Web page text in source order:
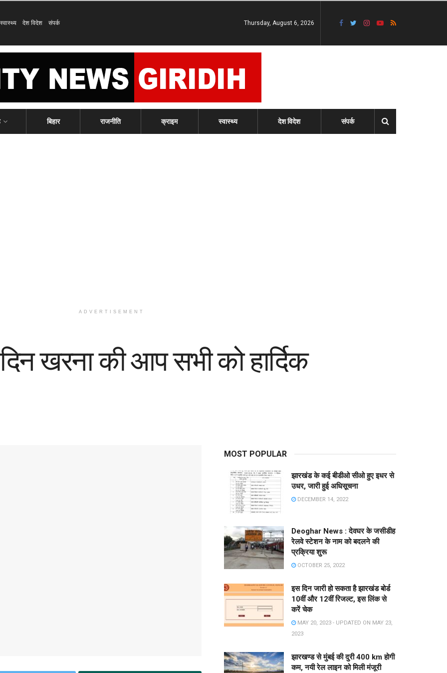
स्वास्थ्य देश विदेश संपर्क Thursday, August 6, 2026
बिहार राजनीति क्राइम स्वास्थ्य देश विदेश संपर्क
ADVERTISEMENT
खरना की आप सभी को हार्दिक
MOST POPULAR
झारखंड के कई बीडीओ सीओ हुए इधर से
उधर, जारी हुई अधिसूचना
DECEMBER 14, 2022
Deoghar News : देवघर के जसीडीह
रेलवे स्टेशन के नाम को बदलने की
प्रक्रिया शुरू
OCTOBER 25, 2022
इस दिन जारी हो सकता है झारखंड बोर्ड
10वीं और 12वीं रिजल्ट, इस लिंक से
करें चेक
MAY 20, 2023 - UPDATED ON MAY 23,
2023
झारखण्ड से मुंबई की दुरी 400 km होगी
कम, नयी रेल लाइन को मिली मंजूरी